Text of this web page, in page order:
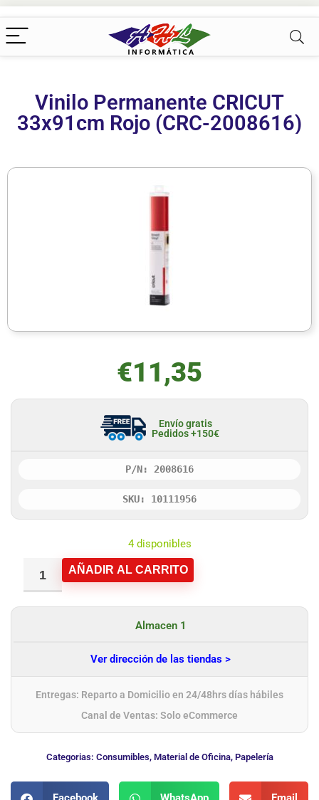
Vinilo Permanente CRICUT
33x91cm Rojo (CRC-2008616)
€11,35
Envío gratis
Pedidos +150€
P/N: 2008616
SKU: 10111956
4 disponibles
AÑADIR AL CARRITO
Almacen 1
Ver dirección de las tiendas >
Entregas: Reparto a Domicilio en 24/48hrs días hábiles
Canal de Ventas: Solo eCommerce
Categorias: Consumibles, Material de Oficina, Papelería